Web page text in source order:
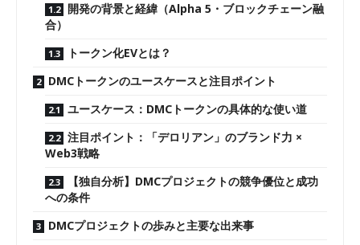
開発の背景と経緯（Alpha 5・ブロックチェーン融
合）
トークン化EVとは？
DMCトークンのユースケースと注目ポイント
ユースケース：DMCトークンの具体的な使い道
注目ポイント：「デロリアン」のブランド力 ×
Web3戦略
【独自分析】DMCプロジェクトの競争優位と成功
への条件
DMCプロジェクトの歩みと主要な出来事